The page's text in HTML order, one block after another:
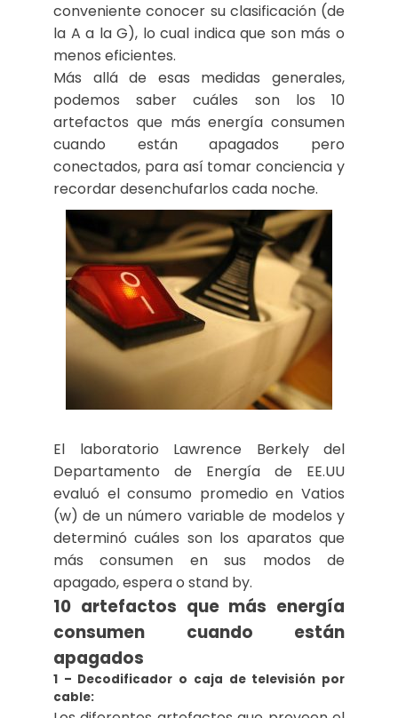
conveniente conocer su clasificación (de
la A a la G), lo cual indica que son más o
menos eficientes.
Más allá de esas medidas generales,
podemos saber cuáles son los 10
artefactos que más energía consumen
cuando están apagados pero
conectados, para así tomar conciencia y
recordar desenchufarlos cada noche.
El laboratorio Lawrence Berkely del
Departamento de Energía de EE.UU
evaluó el consumo promedio en Vatios
(w) de un número variable de modelos y
determinó cuáles son los aparatos que
más consumen en sus modos de
apagado, espera o stand by.
10 artefactos que más energía
consumen cuando están
apagados
1 – Decodificador o caja de televisión por
cable: